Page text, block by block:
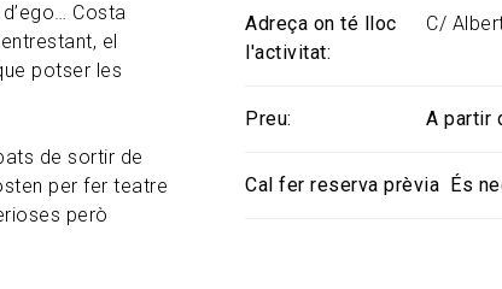
Costa
el
potser les
de sortir de
per fer teatre
però
Adreça on té lloc
l'activitat
C/
Preu A partir
Cal fer reserva prèvia És